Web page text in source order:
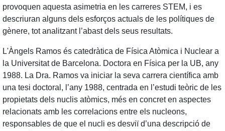
provoquen aquesta asimetria en les carreres STEM, i es
descriuran alguns dels esforços actuals de les polítiques de
gènere, tot analitzant l’abast dels seus resultats.
L'Àngels Ramos és catedràtica de Física Atòmica i Nuclear a
la Universitat de Barcelona. Doctora en Física per la UB, any
1988. La Dra. Ramos va iniciar la seva carrera científica amb
una tesi doctoral, l’any 1988, centrada en l’estudi teòric de les
propietats dels nuclis atòmics, més en concret en aspectes
relacionats amb les correlacions entre els nucleons,
responsables de que el nucli es desviï d’una descripció de